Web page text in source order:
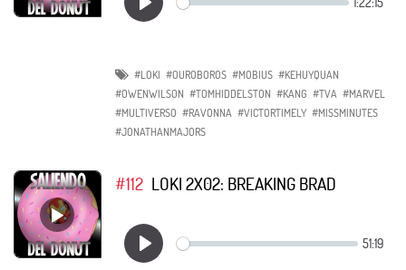
#LOKI #OUROBOROS #MOBIUS #KEHUYQUAN
#OWENWILSON #TOMHIDDELSTON #KANG #TVA #MARVEL
#MULTIVERSO #RAVONNA #VICTORTIMELY #MISSMINUTES
#JONATHANMAJORS
#112 LOKI 2X02: BREAKING BRAD